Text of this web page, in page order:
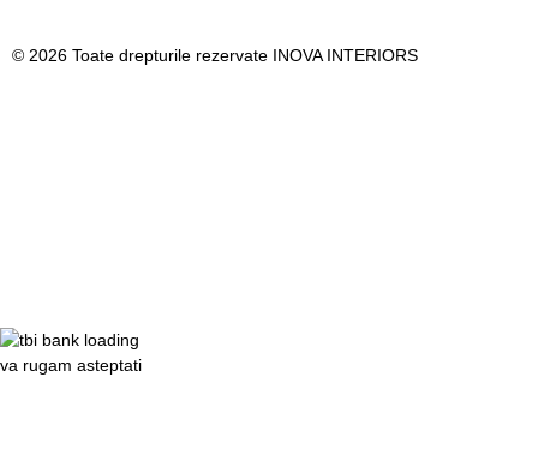
© 2026 Toate drepturile rezervate INOVA INTERIORS
va rugam asteptati